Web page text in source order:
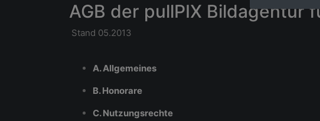
AGB der pullPIX Bildagentur
Stand 05.2013
A. Allgemeines
B. Honorare
C. Nutzungsrechte